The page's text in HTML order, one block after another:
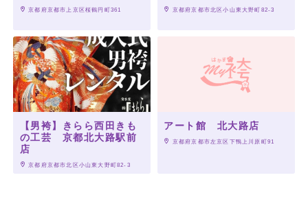
京都府京都市上京区桜鶴円町361 京都府京都市北区小山東大野町82-3
【男袴】きらら西田きも
の工芸 京都北大路駅前
店
京都府京都市北区小山東大野町82-3
アート館 北大路店
京都府京都市左京区下鴨上川原町91